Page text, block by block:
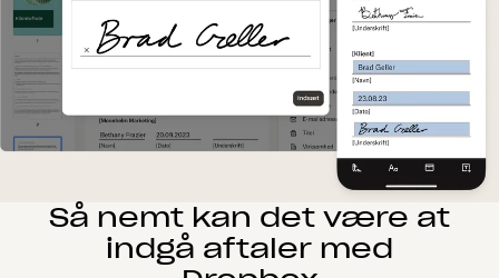
Så nemt kan det være at
indgå aftaler med